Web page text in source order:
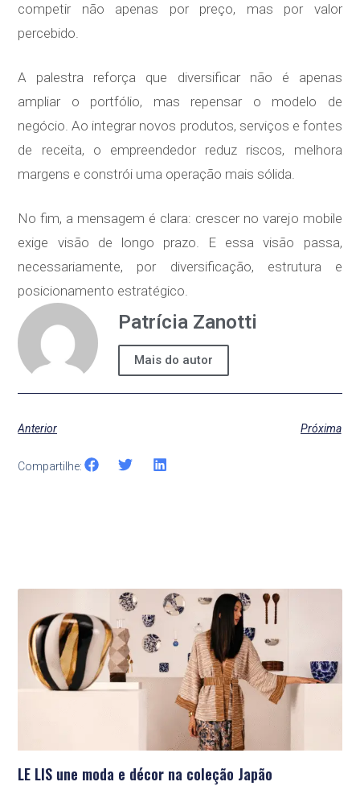
competir não apenas por preço, mas por valor
percebido.
A palestra reforça que diversificar não é apenas
ampliar o portfólio, mas repensar o modelo de
negócio. Ao integrar novos produtos, serviços e fontes
de receita, o empreendedor reduz riscos, melhora
margens e constrói uma operação mais sólida.
No fim, a mensagem é clara: crescer no varejo mobile
exige visão de longo prazo. E essa visão passa,
necessariamente, por diversificação, estrutura e
posicionamento estratégico.
Patrícia Zanotti
Mais do autor
Anterior Próxima
Compartilhe:
Últimas Notícias
LE LIS une moda e décor na coleção Japão